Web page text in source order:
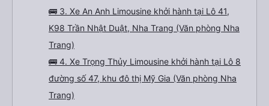
🚌 3. Xe An Anh Limousine khởi hành tại Lô 41,
K98 Trần Nhật Duật, Nha Trang (Văn phòng Nha
Trang)
🚌 4. Xe Trọng Thủy Limousine khởi hành tại Lô 8
đường số 47, khu đô thị Mỹ Gia (Văn phòng Nha
Trang)